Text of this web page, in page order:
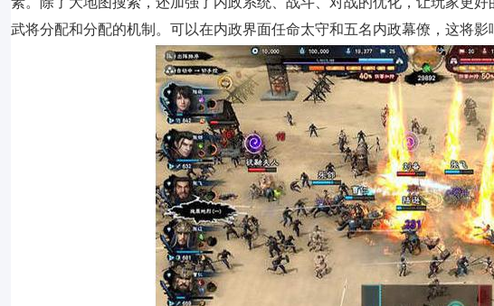
武将分配和分配的机制。可以在内政界面任命太守和五名内政幕僚，这将影